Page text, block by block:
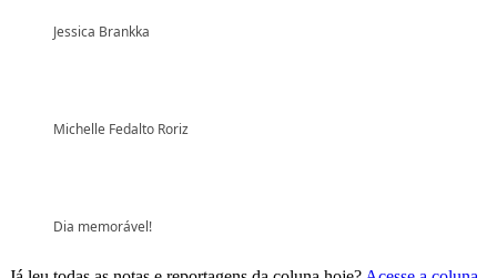
Jessica Brankka
Michelle Fedalto Roriz
Dia memorável!